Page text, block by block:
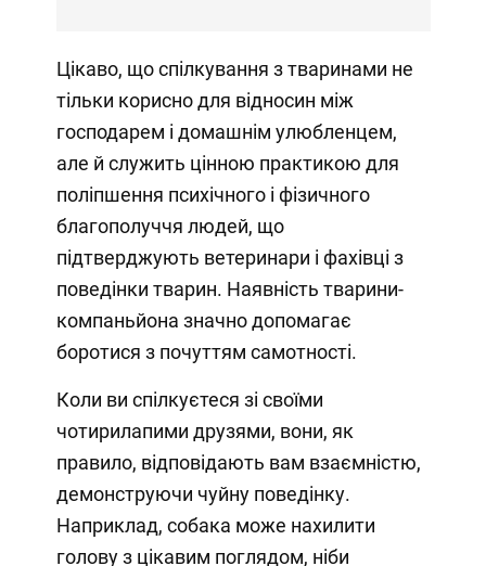
Цікаво, що спілкування з тваринами не
тільки корисно для відносин між
господарем і домашнім улюбленцем,
але й служить цінною практикою для
поліпшення психічного і фізичного
благополуччя людей, що
підтверджують ветеринари і фахівці з
поведінки тварин. Наявність тварини-
компаньйона значно допомагає
боротися з почуттям самотності.
Коли ви спілкуєтеся зі своїми
чотирилапими друзями, вони, як
правило, відповідають вам взаємністю,
демонструючи чуйну поведінку.
Наприклад, собака може нахилити
голову з цікавим поглядом, ніби